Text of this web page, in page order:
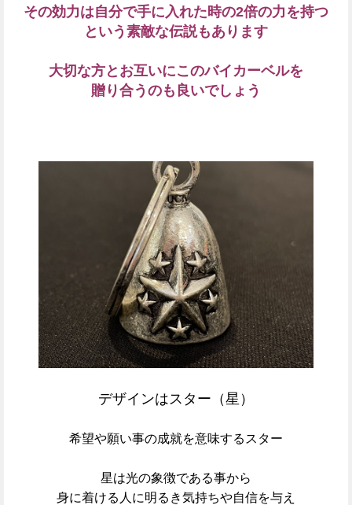
その効力は自分で手に入れた時の2倍の力を持つ
という素敵な伝説もあります
大切な方とお互いにこのバイカーベルを
贈り合うのも良いでしょう
デザインはスター（星）
希望や願い事の成就を意味するスター
星は光の象徴である事から
身に着ける人に明るき気持ちや自信を与え